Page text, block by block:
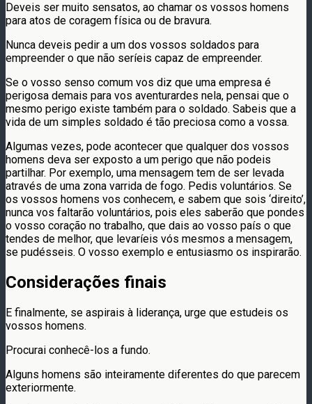
Deveis ser muito sensatos, ao chamar os vossos homens
para atos de coragem física ou de bravura.
Nunca deveis pedir a um dos vossos soldados para
empreender o que não seríeis capaz de empreender.
Se o vosso senso comum vos diz que uma empresa é
perigosa demais para vos aventurardes nela, pensai que o
mesmo perigo existe também para o soldado. Sabeis que a
vida de um simples soldado é tão preciosa como a vossa.
Algumas vezes, pode acontecer que qualquer dos vossos
homens deva ser exposto a um perigo que não podeis
partilhar. Por exemplo, uma mensagem tem de ser levada
através de uma zona varrida de fogo. Pedis voluntários. Se
os vossos homens vos conhecem, e sabem que sois ‘direito’,
nunca vos faltarão voluntários, pois eles saberão que pondes
o vosso coração no trabalho, que dais ao vosso país o que
tendes de melhor, que levaríeis vós mesmos a mensagem,
se pudésseis. O vosso exemplo e entusiasmo os inspirarão.
Considerações finais
E finalmente, se aspirais à liderança, urge que estudeis os
vossos homens.
Procurai conhecê-los a fundo.
Alguns homens são inteiramente diferentes do que parecem
exteriormente.